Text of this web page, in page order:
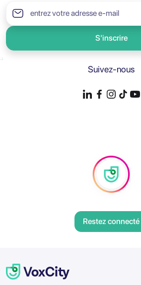
S'inscrire
Suivez-nous
Restez connecté